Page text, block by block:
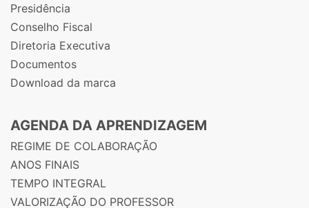
Presidência
Conselho Fiscal
Diretoria Executiva
Documentos
Download da marca
AGENDA DA APRENDIZAGEM
REGIME DE COLABORAÇÃO
ANOS FINAIS
TEMPO INTEGRAL
VALORIZAÇÃO DO PROFESSOR